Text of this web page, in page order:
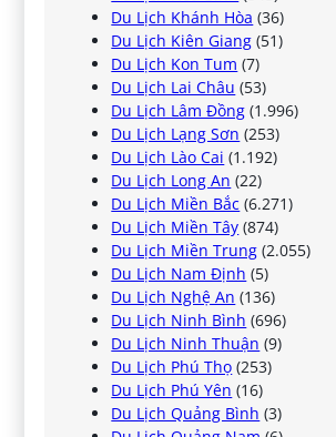
Du Lịch Khánh Hòa (36)
Du Lịch Kiên Giang (51)
Du Lịch Kon Tum (7)
Du Lịch Lai Châu (53)
Du Lịch Lâm Đồng (1.996)
Du Lịch Lạng Sơn (253)
Du Lịch Lào Cai (1.192)
Du Lịch Long An (22)
Du Lịch Miền Bắc (6.271)
Du Lịch Miền Tây (874)
Du Lịch Miền Trung (2.055)
Du Lịch Nam Định (5)
Du Lịch Nghệ An (136)
Du Lịch Ninh Bình (696)
Du Lịch Ninh Thuận (9)
Du Lịch Phú Thọ (253)
Du Lịch Phú Yên (16)
Du Lịch Quảng Bình (3)